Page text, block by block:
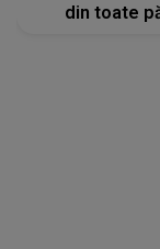
din toate